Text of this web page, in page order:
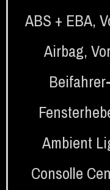
ABS + EBA,
Airbag,
Ambient
Consolle